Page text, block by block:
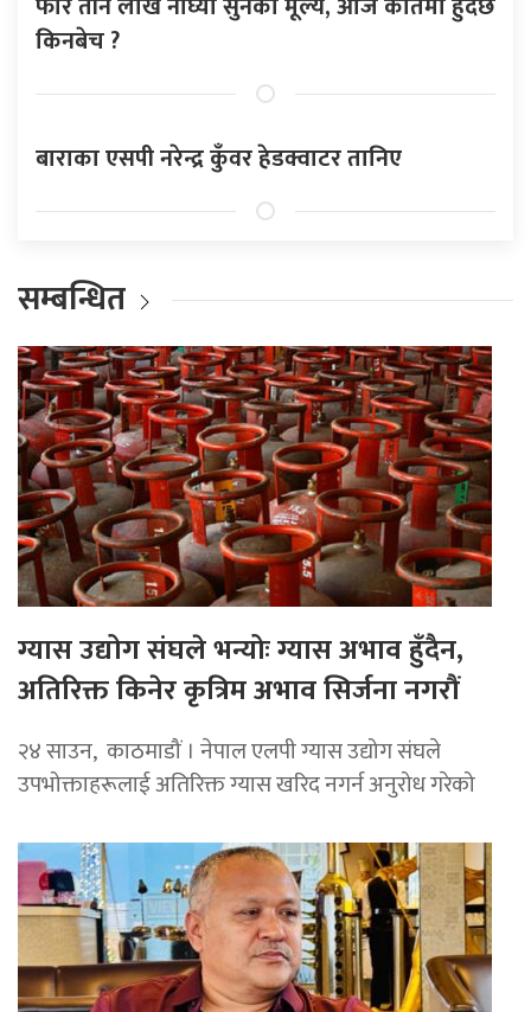
किनबेच ?
बाराका एसपी नरेन्द्र कुँवर हेडक्वाटर तानिए
सम्बन्धित
ग्यास उद्योग संघले भन्योः ग्यास अभाव हुँदैन,
अतिरिक्त किनेर कृत्रिम अभाव सिर्जना नगरौं
२४ साउन, काठमाडौं । नेपाल एलपी ग्यास उद्योग संघले
उपभोक्ताहरूलाई अतिरिक्त ग्यास खरिद नगर्न अनुरोध गरेको